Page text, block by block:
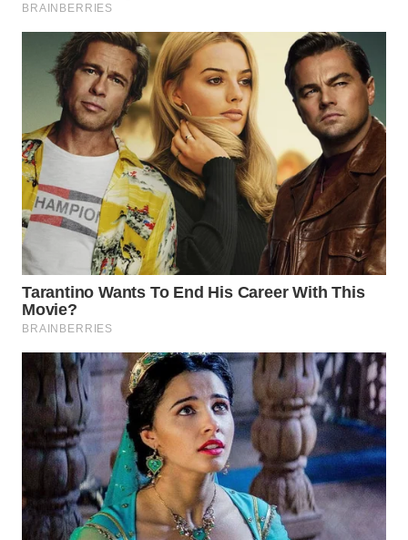
WN
SUKABUMI
WN
PURWAKARTA
WN
PRIANGAN
TIMUR
WN
SEMARANG
WN
SOLO
WN
BOROBUDUR
WN
MADURA
WN
SURABAYA